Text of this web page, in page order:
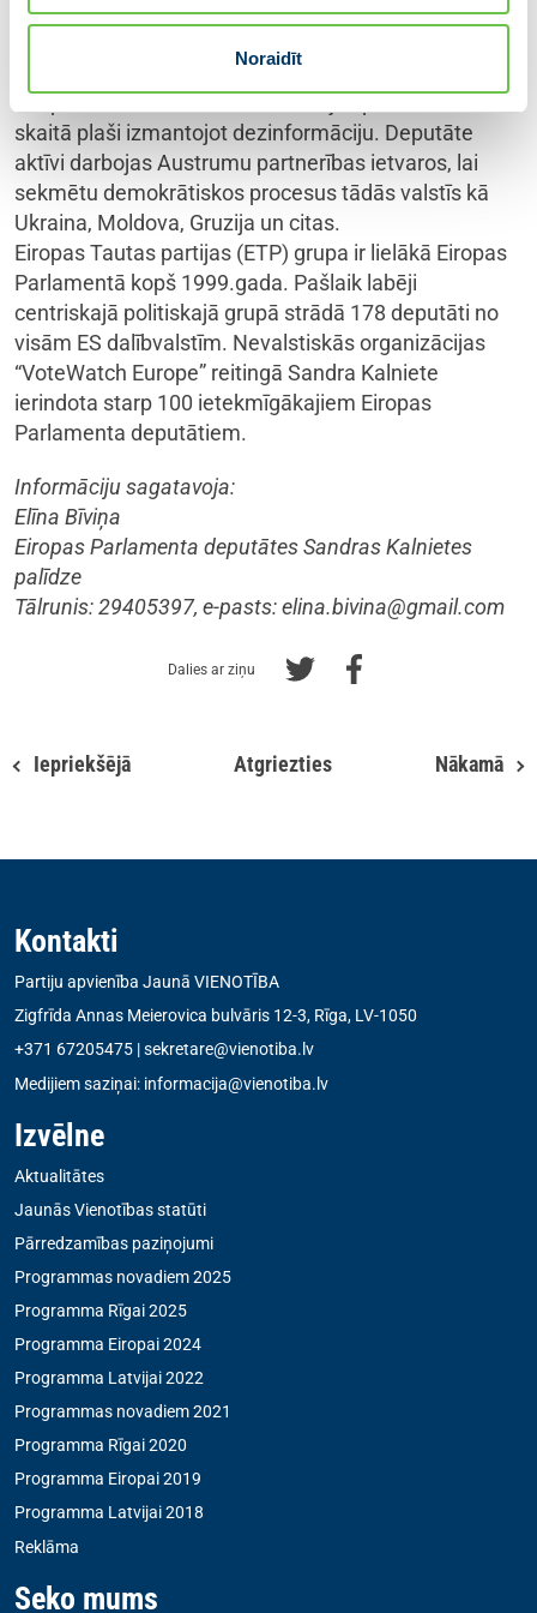
Noraidīt
strādā Ārlietu un Starptautiskās tirdzniecības
kā arī īpašajā komitejā par ārvalstu iejaukšanos
skaitā plaši izmantojot dezinformāciju. Deputāte
aktīvi darbojas Austrumu partnerības ietvaros, lai
sekmētu demokrātiskos procesus tādās valstīs kā
Ukraina, Moldova, Gruzija un citas.
Eiropas Tautas partijas (ETP) grupa ir lielākā Eiropas
Parlamentā kopš 1999.gada. Pašlaik labēji
centriskajā politiskajā grupā strādā 178 deputāti no
visām ES dalībvalstīm. Nevalstiskās organizācijas
“VoteWatch Europe” reitingā Sandra Kalniete
ierindota starp 100 ietekmīgākajiem Eiropas
Parlamenta deputātiem.
Informāciju sagatavoja:
Elīna Bīviņa
Eiropas Parlamenta deputātes Sandras Kalnietes
palīdze
Tālrunis: 29405397, e-pasts:elina.bivina@gmail.com
Dalies ar ziņu
Iepriekšējā Atgriezties Nākamā
Kontakti
Partiju apvienība Jaunā VIENOTĪBA
Zigfrīda Annas Meierovica bulvāris 12-3, Rīga, LV-1050
+371 67205475 |sekretare@vienotiba.lv
Medijiem saziņai: informacija@vienotiba.lv
Izvēlne
Aktualitātes
Jaunās Vienotības statūti
Pārredzamības paziņojumi
Programmas novadiem 2025
Programma Rīgai 2025
Programma Eiropai 2024
Programma Latvijai 2022
Programmas novadiem 2021
Programma Rīgai 2020
Programma Eiropai 2019
Programma Latvijai 2018
Reklāma
Seko mums